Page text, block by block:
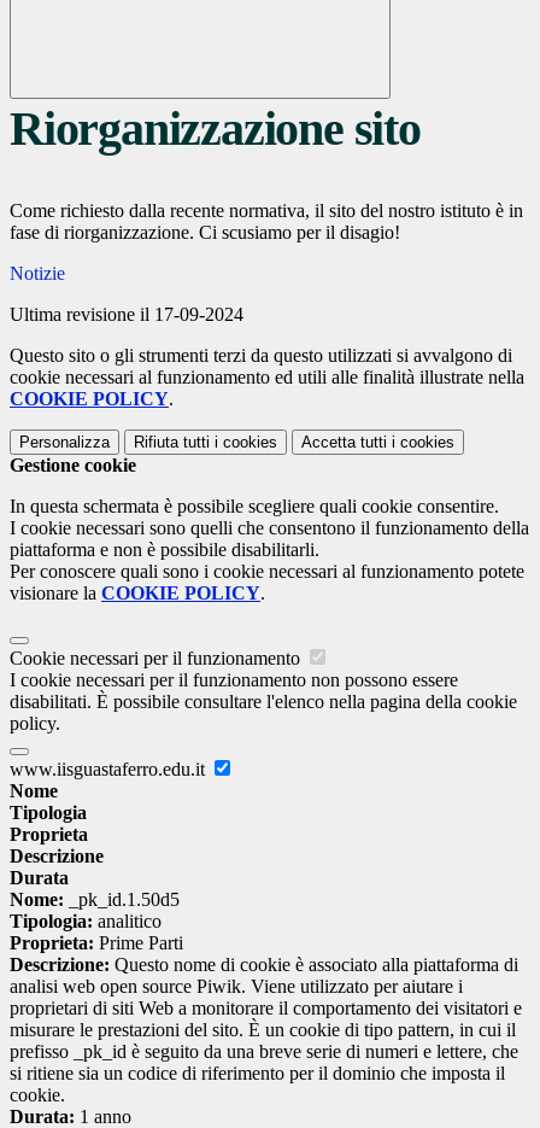
Riorganizzazione sito
Come richiesto dalla recente normativa, il sito del nostro istituto è in
fase di riorganizzazione. Ci scusiamo per il disagio!
Notizie
Ultima revisione il 17-09-2024
Questo sito o gli strumenti terzi da questo utilizzati si avvalgono di
cookie necessari al funzionamento ed utili alle finalità illustrate nella
COOKIE POLICY.
Personalizza Rifiuta tutti i cookies Accetta tutti i cookies
Gestione cookie
In questa schermata è possibile scegliere quali cookie consentire.
I cookie necessari sono quelli che consentono il funzionamento della
piattaforma e non è possibile disabilitarli.
Per conoscere quali sono i cookie necessari al funzionamento potete
visionare la COOKIE POLICY.
Cookie necessari per il funzionamento
I cookie necessari per il funzionamento non possono essere
disabilitati. È possibile consultare l'elenco nella pagina della cookie
policy.
www.iisguastaferro.edu.it
Nome
Tipologia
Proprieta
Descrizione
Durata
Nome: _pk_id.1.50d5
Tipologia: analitico
Proprieta: Prime Parti
Descrizione: Questo nome di cookie è associato alla piattaforma di
analisi web open source Piwik. Viene utilizzato per aiutare i
proprietari di siti Web a monitorare il comportamento dei visitatori e
misurare le prestazioni del sito. È un cookie di tipo pattern, in cui il
prefisso _pk_id è seguito da una breve serie di numeri e lettere, che
si ritiene sia un codice di riferimento per il dominio che imposta il
cookie.
Durata: 1 anno